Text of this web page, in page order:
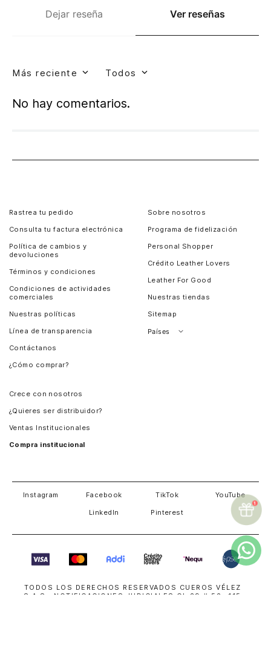
Dejar reseña Ver reseñas
Más reciente Todos
No hay comentarios.
Rastrea tu pedido
Consulta tu factura electrónica
Política de cambios y
devoluciones
Términos y condiciones
Condiciones de actividades
comerciales
Nuestras políticas
Línea de transparencia
Contáctanos
¿Cómo comprar?
Sobre nosotros
Programa de fidelización
Personal Shopper
Crédito Leather Lovers
Leather For Good
Nuestras tiendas
Sitemap
Países
Crece con nosotros
¿Quieres ser distribuidor?
Ventas Institucionales
Compra institucional
Instagram Facebook TikTok YouTube
LinkedIn Pinterest
TODOS LOS DERECHOS RESERVADOS CUEROS VÉLEZ
S.A.S. NOTIFICACIONES JUDICIALES CL 29 # 52 -115